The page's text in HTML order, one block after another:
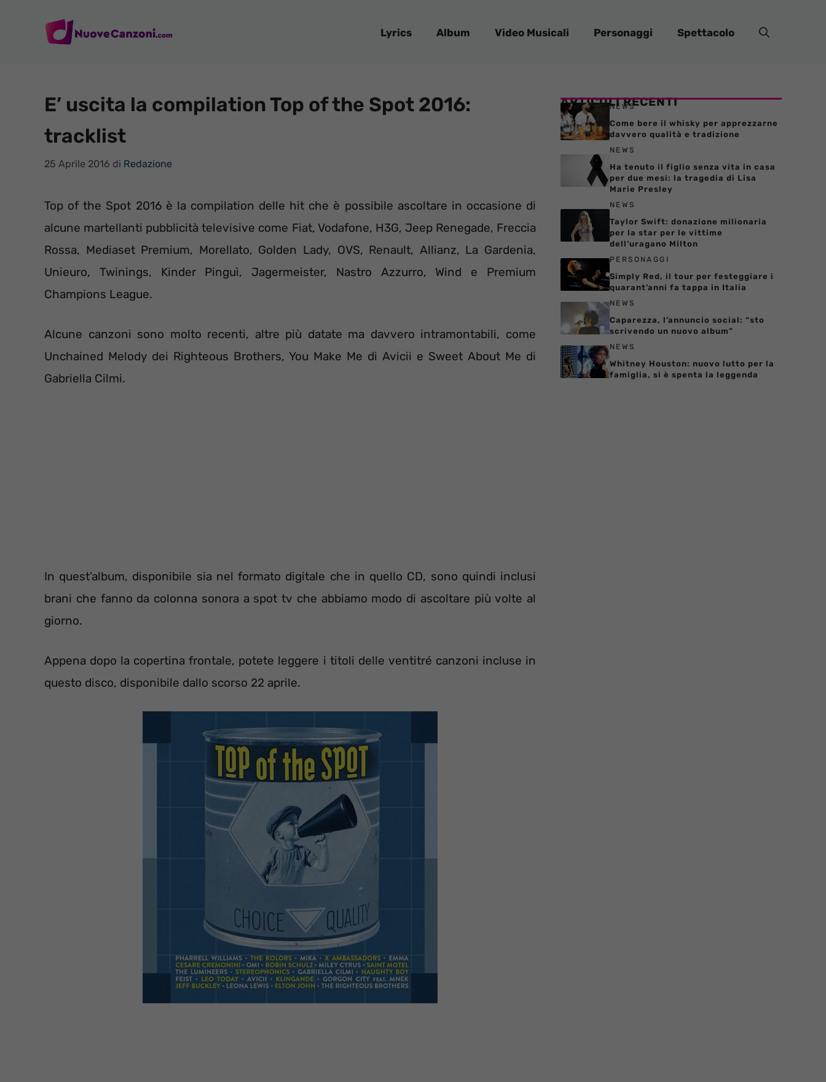
Lyrics Album Video Musicali Personaggi Spettacolo
E’ uscita la compilation Top of the Spot 2016:
tracklist
25 Aprile 2016 di Redazione
Top of the Spot 2016 è la compilation delle hit che è possibile ascoltare in occasione di
alcune martellanti pubblicità televisive come Fiat, Vodafone, H3G, Jeep Renegade, Freccia
Rossa, Mediaset Premium, Morellato, Golden Lady, OVS, Renault, Allianz, La Gardenia,
Unieuro, Twinings, Kinder Pinguì, Jagermeister, Nastro Azzurro, Wind e Premium
Champions League.
Alcune canzoni sono molto recenti, altre più datate ma davvero intramontabili, come
Unchained Melody dei Righteous Brothers, You Make Me di Avicii e Sweet About Me di
Gabriella Cilmi.
In quest’album, disponibile sia nel formato digitale che in quello CD, sono quindi inclusi
brani che fanno da colonna sonora a spot tv che abbiamo modo di ascoltare più volte al
giorno.
Appena dopo la copertina frontale, potete leggere i titoli delle ventitré canzoni incluse in
questo disco, disponibile dallo scorso 22 aprile.
ARTICOLI RECENTI
NEWS
Come bere il whisky per apprezzarne
davvero qualità e tradizione
NEWS
Ha tenuto il figlio senza vita in casa
per due mesi: la tragedia di Lisa
Marie Presley
NEWS
Taylor Swift: donazione milionaria
per la star per le vittime
dell’uragano Milton
PERSONAGGI
Simply Red, il tour per festeggiare i
quarant’anni fa tappa in Italia
NEWS
Caparezza, l’annuncio social: “sto
scrivendo un nuovo album”
NEWS
Whitney Houston: nuovo lutto per la
famiglia, si è spenta la leggenda